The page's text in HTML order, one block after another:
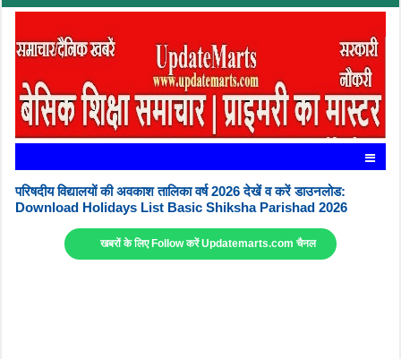
परिषदीय विद्यालयों की अवकाश तालिका वर्ष 2026 देखें व करें डाउनलोड:
Download Holidays List Basic Shiksha Parishad 2026
खबरों के लिए Follow करें Updatemarts.com चैनल